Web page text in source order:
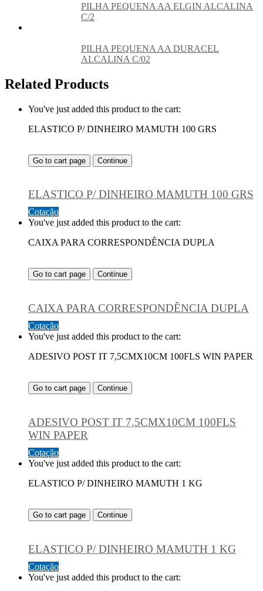
PILHA PEQUENA AA ELGIN ALCALINA
C/2
PILHA PEQUENA AA DURACEL
ALCALINA C/02
Related Products
You've just added this product to the cart:
ELASTICO P/ DINHEIRO MAMUTH 100 GRS
Go to cart page Continue
ELASTICO P/ DINHEIRO MAMUTH 100 GRS
Cotação
You've just added this product to the cart:
CAIXA PARA CORRESPONDÊNCIA DUPLA
Go to cart page Continue
CAIXA PARA CORRESPONDÊNCIA DUPLA
Cotação
You've just added this product to the cart:
ADESIVO POST IT 7,5CMX10CM 100FLS WIN PAPER
Go to cart page Continue
ADESIVO POST IT 7,5CMX10CM 100FLS
WIN PAPER
Cotação
You've just added this product to the cart:
ELASTICO P/ DINHEIRO MAMUTH 1 KG
Go to cart page Continue
ELASTICO P/ DINHEIRO MAMUTH 1 KG
Cotação
You've just added this product to the cart: